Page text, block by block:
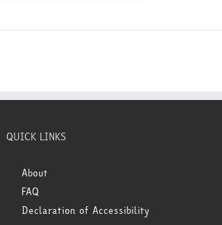
QUICK LINKS
About
FAQ
Declaration of Accessibility